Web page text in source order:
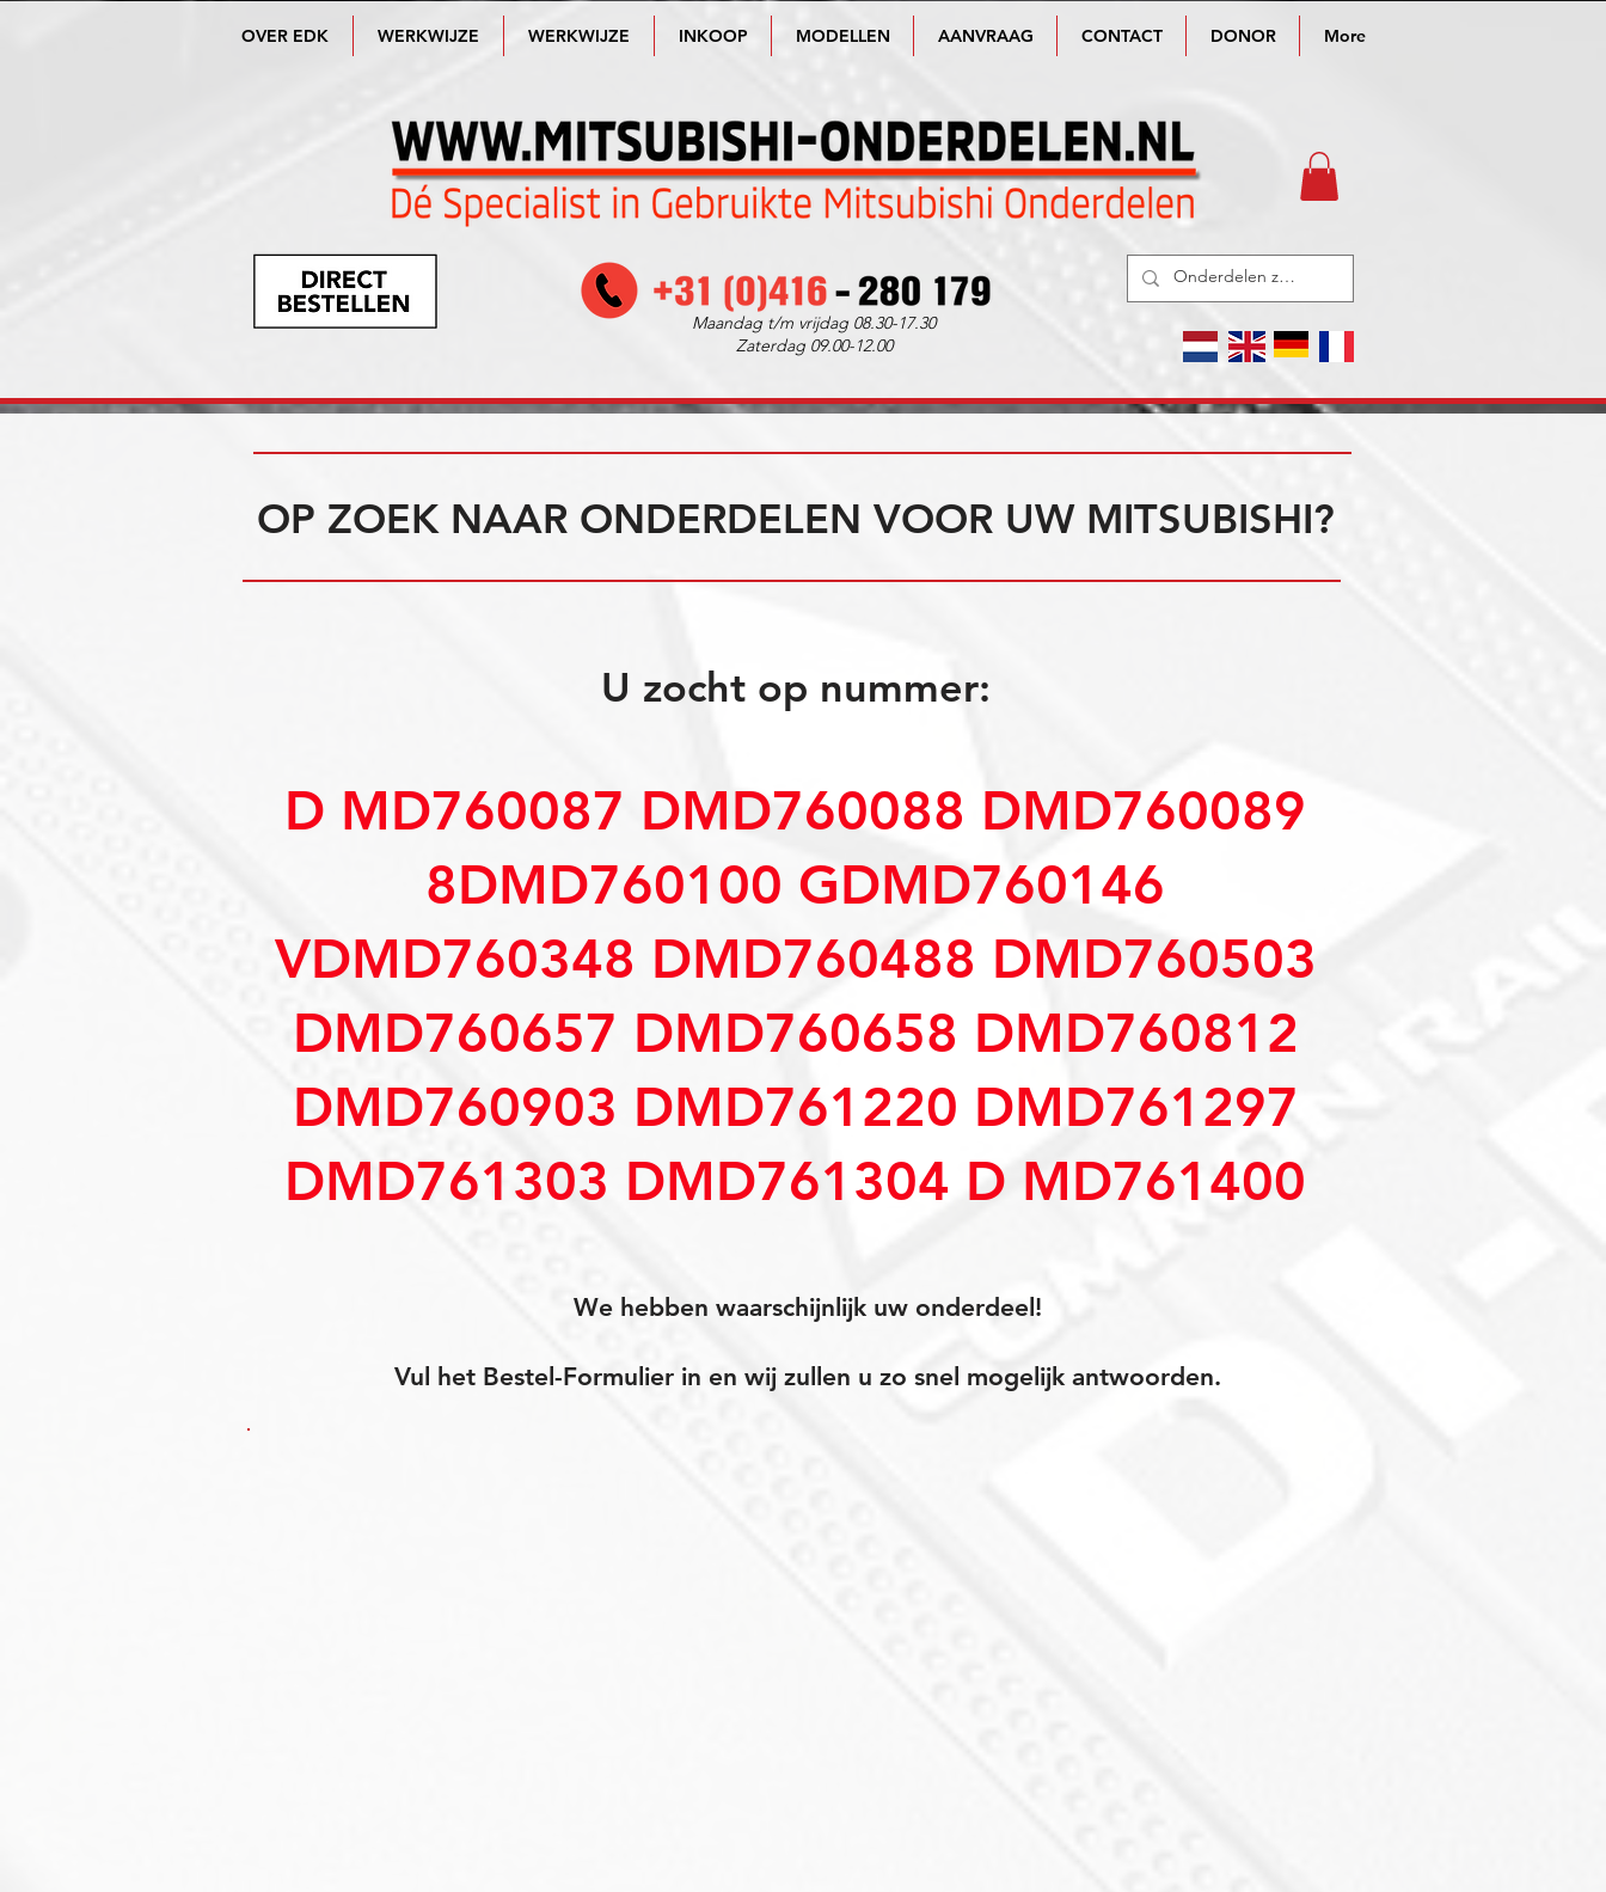
OVER EDK WERKWIJZE WERKWIJZE INKOOP MODELLEN AANVRAAG CONTACT DONOR More
Maandag t/m vrijdag 08.30-17.30
Zaterdag 09.00-12.00
OP ZOEK NAAR ONDERDELEN VOOR UW MITSUBISHI?
U zocht op nummer:
D MD760087 DMD760088 DMD760089
8DMD760100 GDMD760146
VDMD760348 DMD760488 DMD760503
DMD760657 DMD760658 DMD760812
DMD760903 DMD761220 DMD761297
DMD761303 DMD761304 D MD761400
We hebben waarschijnlijk uw onderdeel!
Vul het Bestel-Formulier in en wij zullen u zo snel mogelijk antwoorden.